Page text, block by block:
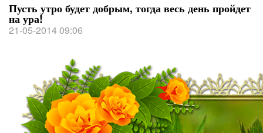
Пусть утро будет добрым, тогда весь день пройдет
на ура!
21-05-2014 09:06